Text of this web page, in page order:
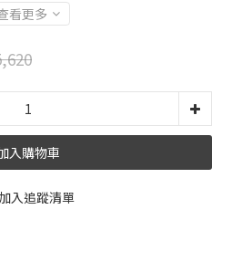
看更多
入購物車
加入追蹤清單